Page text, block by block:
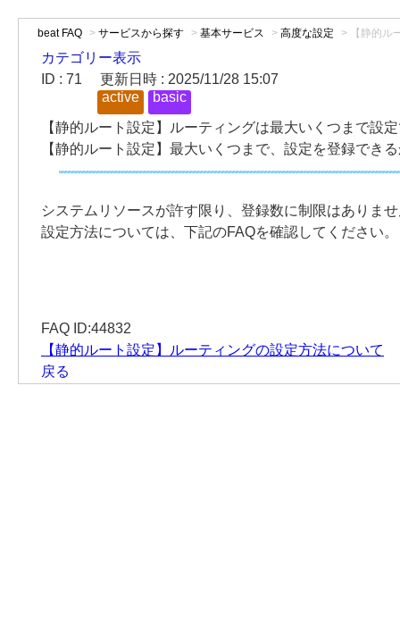
beat FAQ > サービスから探す > 基本サービス > 高度な設定 > 【静的
カテゴリー表示
ID : 71
更新日時 : 2025/11/28 15:07
active
basic
【静的ルート設定】ルーティングは最大いくつまで設
【静的ルート設定】最大いくつまで、設定を登録でき
システムリソースが許す限り、登録数に制限はありま
設定方法については、下記のFAQを確認してください。
FAQ ID:44832
【静的ルート設定】ルーティングの設定方法について
戻る